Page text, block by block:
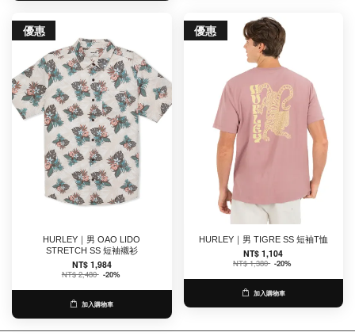
優惠
HURLEY｜男 OAO LIDO
STRETCH SS 短袖襯衫
NT$ 1,984
NT$ 2,480 -20%
加入購物車
優惠
HURLEY｜男 TIGRE SS 短袖T恤
NT$ 1,104
NT$ 1,380 -20%
加入購物車